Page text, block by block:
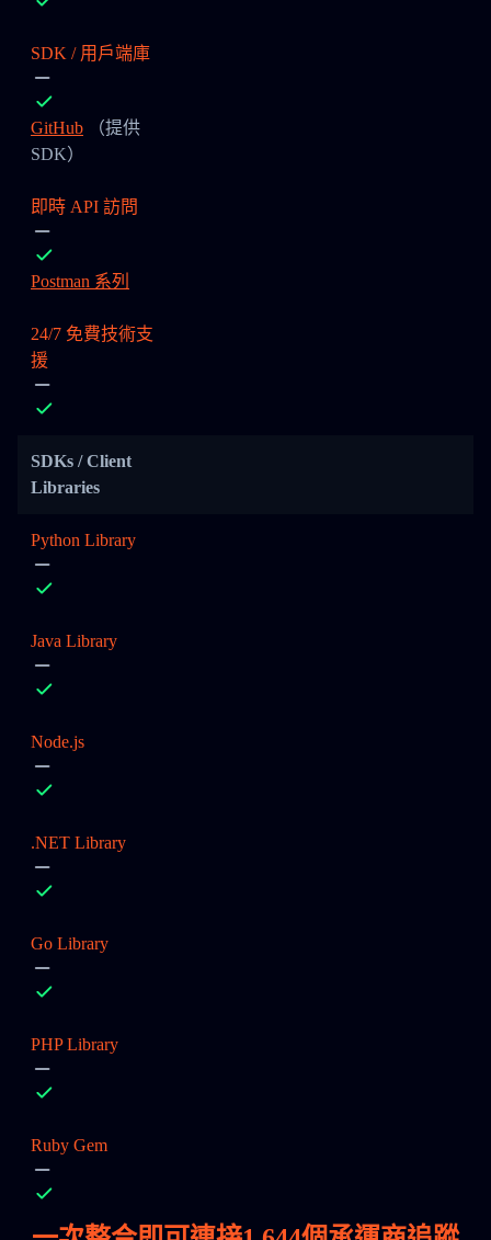
SDK / 用戶端庫
GitHub （提供
SDK）
即時 API 訪問
Postman 系列
24/7 免費技術支
援
SDKs / Client
Libraries
Python Library
Java Library
Node.js
.NET Library
Go Library
PHP Library
Ruby Gem